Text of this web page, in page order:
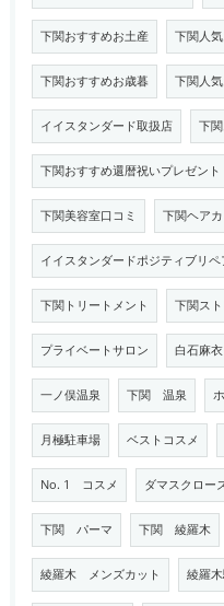
下関おすすめお土産 下関人
下関おすすめお歳暮 下関人
イイスタンダード取扱店 下
下関おすすめ還暦祝いプレゼント
下関美容室口コミ 下関ヘアカ
イイスタンダードポジティブリペ
下関トリートメント 下関ス
プライベートサロン 白石麻衣
一ノ俣温泉 下関 温泉
月極駐車場 ベストコスメ
No. 1 コスメ ダマスクロー
下関 パーマ 下関 綾羅木
綾羅木 メンズカット 綾羅